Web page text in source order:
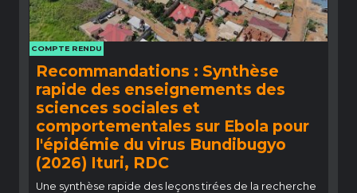
COMPTE RENDU
Recommandations : Synthèse
rapide des enseignements des
sciences sociales et
comportementales sur Ebola pour
l'épidémie du virus Bundibugyo
(2026) Ituri, RDC
Une synthèse rapide des leçons tirées de la recherche